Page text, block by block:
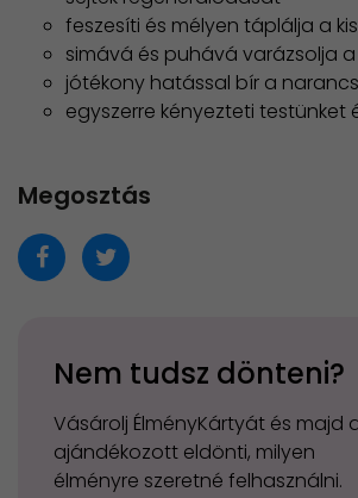
feszesíti és mélyen táplálja a
simává és puhává varázsolja
jótékony hatással bír a
egyszerre kényezteti testünket
Megosztás
Nem tudsz dönteni?
Vásárolj ÉlményKártyát és majd
ajándékozott eldönti, milyen
élményre szeretné felhasználni.